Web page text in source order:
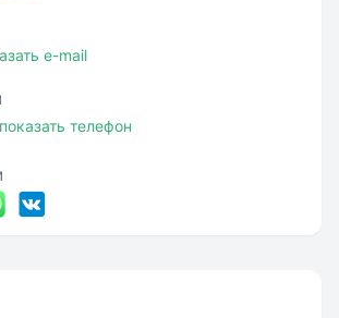
e-mail
показать телефон